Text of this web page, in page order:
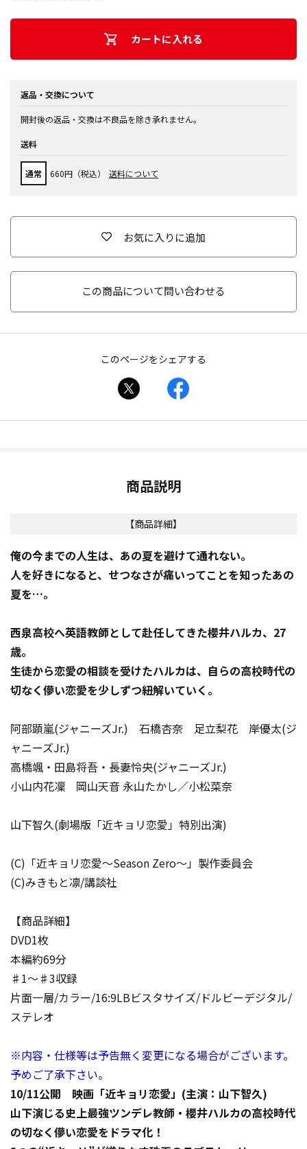
カートに入れる
返品・交換について
開封後の返品・交換は不良品を除き承れません。
送料
通常 660円（税込） 送料について
お気に入りに追加
この商品について問い合わせる
このページをシェアする
商品説明
【商品詳細】
俺の今までの人生は、あの夏を避けて通れない。
人を好きになると、せつなさが痛いってことを知ったあの
夏を…。
西泉高校へ英語教師として赴任してきた櫻井ハルカ、27
歳。
生徒から恋愛の相談を受けたハルカは、自らの高校時代の
切なく儚い恋愛を少しずつ紐解いていく――。
阿部顕嵐(ジャニーズJr.) 石橋杏奈 足立梨花 岸優太(ジ
ャニーズJr.)
高橋颯・田島将吾・長妻怜央(ジャニーズJr.)
小山内花凜 岡山天音 永山たかし／小松菜奈
山下智久(劇場版「近キョリ恋愛」特別出演)
(C)「近キョリ恋愛～Season Zero～」製作委員会
(C)みきもと凛/講談社
【商品詳細】
DVD1枚
本編約69分
♯1～♯3収録
片面一層/カラー/16:9LBビスタサイズ/ドルビーデジタル/
ステレオ
※内容・仕様等は予告無く変更になる場合がございます。
予めご了承下さい。
10/11公開 映画「近キョリ恋愛」(主演：山下智久)
山下演じる史上最強ツンデレ教師・櫻井ハルカの高校時代
の切なく儚い恋愛をドラマ化！